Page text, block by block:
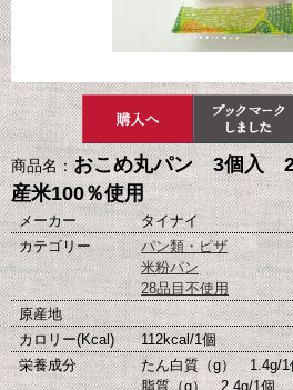
商品名：おこめ丸パン 3個入
産米100％使用
メーカー
タイナイ
カテゴリー
パン類・ピザ
米粉パン
28品目不使用
原産地
カロリー(Kcal)
112kcal/1個
栄養成分
たん白質（g） 1.4g/1
脂質（g） 2.4g/1個